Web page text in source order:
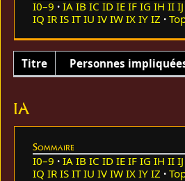
I0–9 IA IB IC ID IE IF IG IH II IJ
IQ IR IS IT IU IV IW IX IY IZ
Titre Personnes
IA
Sommaire
I0–9 IA IB IC ID IE IF IG IH II IJ
IQ IR IS IT IU IV IW IX IY IZ